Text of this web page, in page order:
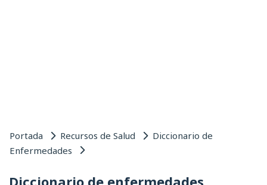
Portada Recursos de Salud Diccionario de
Enfermedades
Diccionario de enfermedades